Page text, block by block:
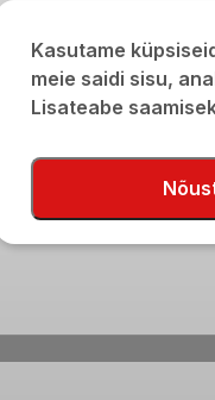
720g/400g
€11,90
Kasutame
meie saidi sisu,
Lisateabe